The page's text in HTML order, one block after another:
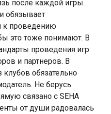
после каждой игры.
обязывает
к проведению
это тоже понимают. В
проведения игр
и партнеров. В
обязательно
Не берусь
связано с SEHA
от души радовалась